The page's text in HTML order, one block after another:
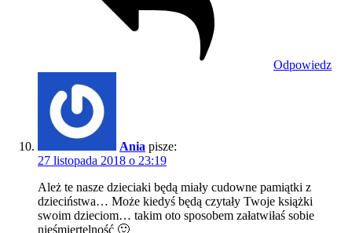
Odpowiedz
Ania pisze:
27 listopada 2018 o 23:19
Ależ te nasze dzieciaki będą miały cudowne pamiątki z
dzieciństwa… Może kiedyś będą czytały Twoje książki
swoim dzieciom… takim oto sposobem załatwiłaś sobie
nieśmiertelność 🙂